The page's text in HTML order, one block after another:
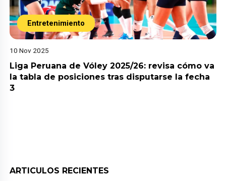
Entretenimiento
10 Nov 2025
Liga Peruana de Vóley 2025/26: revisa cómo va
la tabla de posiciones tras disputarse la fecha
3
ARTICULOS RECIENTES